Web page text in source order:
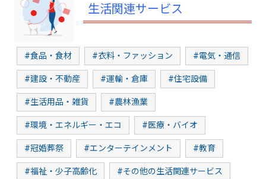
生活関連サービス
#食品・食材 #衣料・ファッション #電気・通信
#建設・不動産 #運輸・倉庫 #住宅設備
#生活用品・雑貨 #農林漁業
#環境・エネルギー・エコ #医療・バイオ
#冠婚葬祭 #エンターテインメント #教育
#福祉・少子高齢化 #その他の生活関連サービス